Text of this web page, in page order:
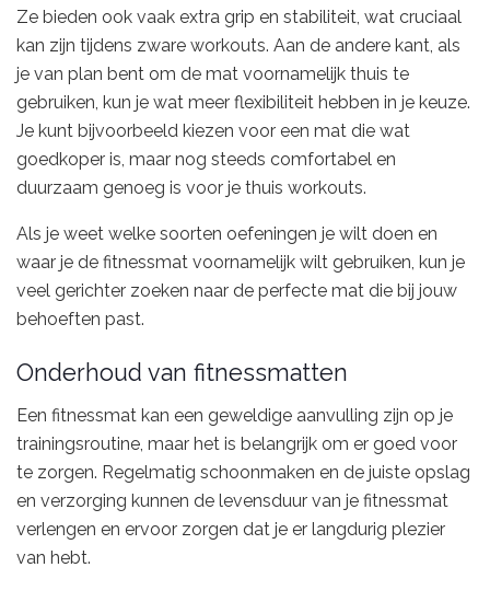
Ze bieden ook vaak extra grip en stabiliteit, wat cruciaal
kan zijn tijdens zware workouts. Aan de andere kant, als
je van plan bent om de mat voornamelijk thuis te
gebruiken, kun je wat meer flexibiliteit hebben in je keuze.
Je kunt bijvoorbeeld kiezen voor een mat die wat
goedkoper is, maar nog steeds comfortabel en
duurzaam genoeg is voor je thuis workouts.
Als je weet welke soorten oefeningen je wilt doen en
waar je de fitnessmat voornamelijk wilt gebruiken, kun je
veel gerichter zoeken naar de perfecte mat die bij jouw
behoeften past.
Onderhoud van fitnessmatten
Een fitnessmat kan een geweldige aanvulling zijn op je
trainingsroutine, maar het is belangrijk om er goed voor
te zorgen. Regelmatig schoonmaken en de juiste opslag
en verzorging kunnen de levensduur van je fitnessmat
verlengen en ervoor zorgen dat je er langdurig plezier
van hebt.